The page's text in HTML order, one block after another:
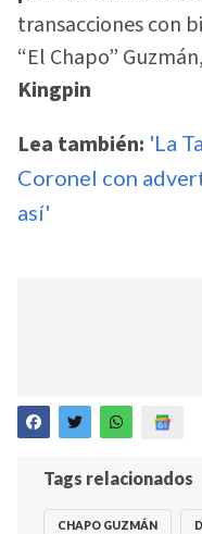
transacciones con
“El Chapo”
Kingpin
Lea también: 'La
Coronel con
así'
Tags relacionados
CHAPO GUZMÁN